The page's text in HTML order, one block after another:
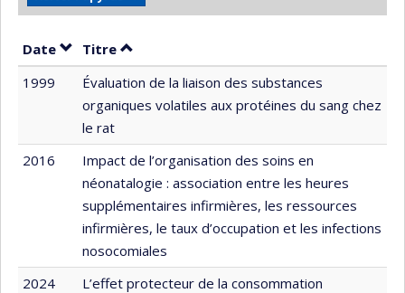
Date Trier par date en ordre croissant
Titre Trier par titre en ordre croissant
1999
Évaluation de la liaison des substances
organiques volatiles aux protéines du sang chez
le rat
2016
Impact de l’organisation des soins en
néonatalogie : association entre les heures
supplémentaires infirmières, les ressources
infirmières, le taux d’occupation et les infections
nosocomiales
2024
L’effet protecteur de la consommation